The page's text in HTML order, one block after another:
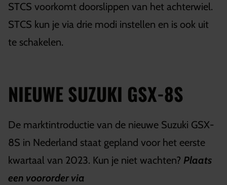
STCS voorkomt doorslippen van het achterwiel.
STCS kun je via drie modi instellen en is ook uit
te schakelen.
NIEUWE SUZUKI GSX-8S
De marktintroductie van de nieuwe Suzuki GSX-
8S in Nederland staat gepland voor het eerste
kwartaal van 2023. Kun je niet wachten? Plaats
een voororder via